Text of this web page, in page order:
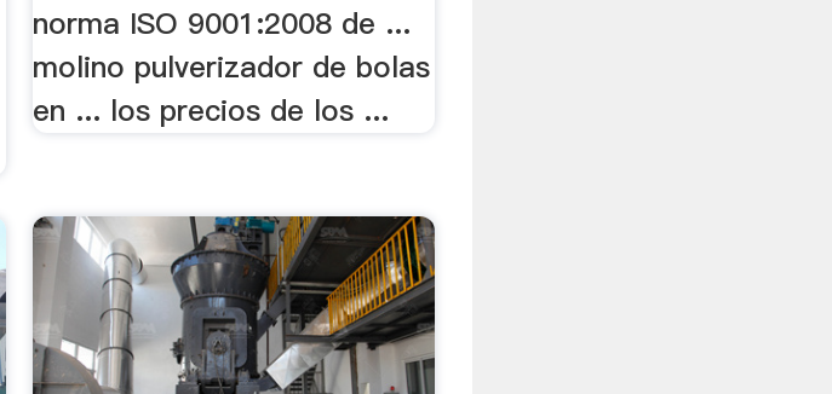
norma ISO 9001:2008 de ...
molino pulverizador de bolas
en ... los precios de los ...